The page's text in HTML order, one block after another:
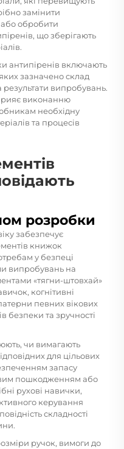
замінити
обробити
що зберігають
антипіренів включають
зазначено склад
результати випробувань.
виконанню
необхідну
та процесів
розробки
забезпечує
книжок
у безпеці
випробувань на
«тягни-штовхай»
когнітивні
певних вікових
безпеки та зручності
чи вимагають
для цільових
запасу
пошкодженням або
рухові навички,
керування
складності
ручок, вимоги до